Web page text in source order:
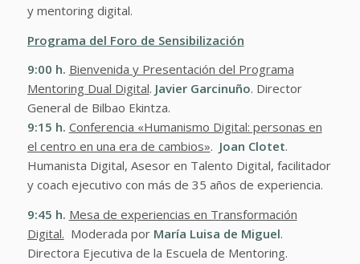
y mentoring digital.
Programa del Foro de Sensibilización
9:00 h. Bienvenida y Presentación del Programa
Mentoring Dual Digital. Javier Garcinuño. Director
General de Bilbao Ekintza.
9:15 h. Conferencia «Humanismo Digital: personas en
el centro en una era de cambios». Joan Clotet.
Humanista Digital, Asesor en Talento Digital, facilitador
y coach ejecutivo con más de 35 años de experiencia.
9:45 h. Mesa de experiencias en Transformación
Digital. Moderada por María Luisa de Miguel.
Directora Ejecutiva de la Escuela de Mentoring.